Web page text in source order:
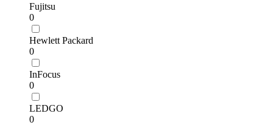
Fujitsu
0
Hewlett Packard
0
InFocus
0
LEDGO
0